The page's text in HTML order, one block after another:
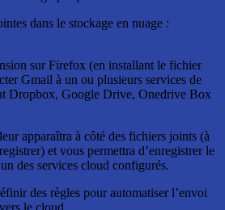
dans le stockage en nuage :
sur Firefox (en installant le fichier
Gmail à un ou plusieurs services de
Dropbox, Google Drive, Onedrive Box
apparaîtra à côté des fichiers joints (à
et vous permettra d’enregistrer le
des services cloud configurés.
des règles pour automatiser l’envoi
le cloud.